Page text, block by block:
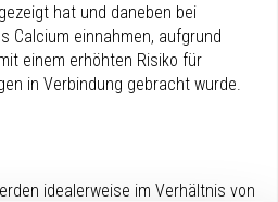
hat und daneben bei
Calcium einnahmen, aufgrund
einem erhöhten Risiko für
in Verbindung gebracht wurde.
idealerweise im Verhältnis von